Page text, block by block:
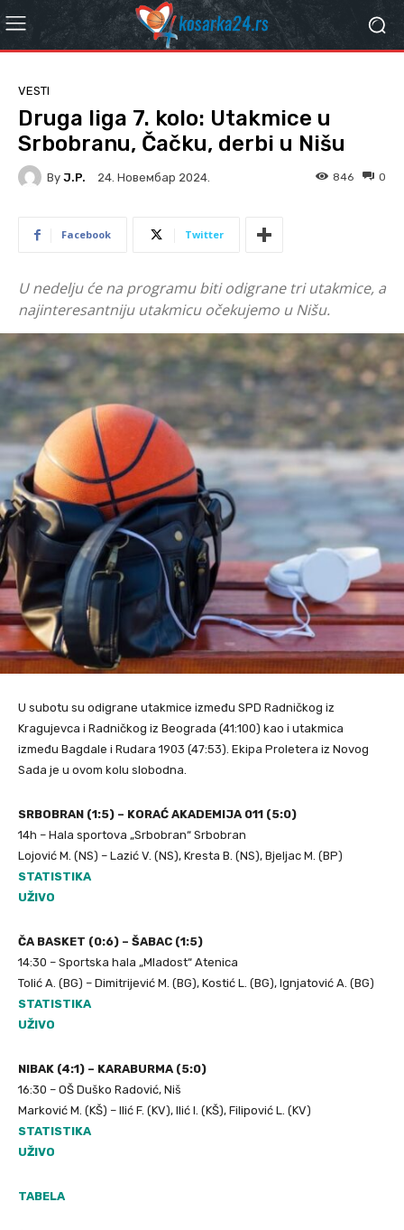
VESTI
Druga liga 7. kolo: Utakmice u
Srbobranu, Čačku, derbi u Nišu
By J.P. 24. Новембар 2024. 0
846
Facebook Twitter
U nedelju će na programu biti odigrane tri utakmice, a
najinteresantniju utakmicu očekujemo u Nišu.
U subotu su odigrane utakmice između SPD Radničkog iz
Kragujevca i Radničkog iz Beograda (41:100) kao i utakmica
između Bagdale i Rudara 1903 (47:53). Ekipa Proletera iz Novog
Sada je u ovom kolu slobodna.
SRBOBRAN (1:5) – KORAĆ AKADEMIJA 011 (5:0)
14h – Hala sportova „Srbobran“ Srbobran
Lojović M. (NS) – Lazić V. (NS), Kresta B. (NS), Bjeljac M. (BP)
STATISTIKA
UŽIVO
ČA BASKET (0:6) – ŠABAC (1:5)
14:30 – Sportska hala „Mladost“ Atenica
Tolić A. (BG) – Dimitrijević M. (BG), Kostić L. (BG), Ignjatović A. (BG)
STATISTIKA
UŽIVO
NIBAK (4:1) – KARABURMA (5:0)
16:30 – OŠ Duško Radović, Niš
Marković M. (KŠ) – Ilić F. (KV), Ilić I. (KŠ), Filipović L. (KV)
STATISTIKA
UŽIVO
TABELA